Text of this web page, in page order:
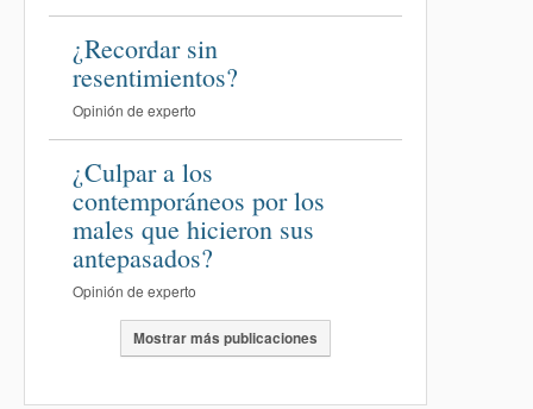
¿Recordar sin
resentimientos?
Opinión de experto
¿Culpar a los
contemporáneos por los
males que hicieron sus
antepasados?
Opinión de experto
Mostrar más publicaciones